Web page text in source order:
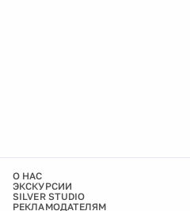
О НАС
ЭКСКУРСИИ
SILVER STUDIO
РЕКЛАМОДАТЕЛЯМ